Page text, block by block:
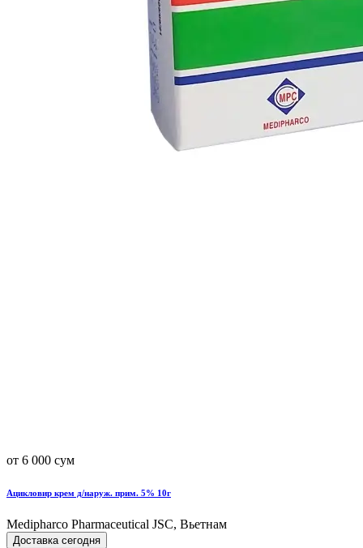
от 6 000 сум
Ацикловир крем д/наруж. прим. 5% 10г
Medipharco Pharmaceutical JSC, Вьетнам
Доставка сегодня